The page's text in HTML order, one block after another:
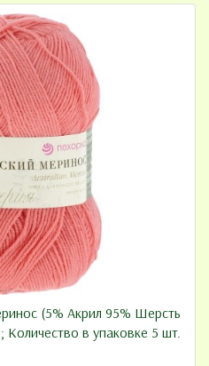
(5% Акрил 95% Шерсть
в упаковке 5 шт.